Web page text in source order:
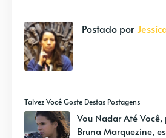
Postado por
Talvez Você Goste Destas Postagens
Vou Nadar Até
Bruna Marquezine,